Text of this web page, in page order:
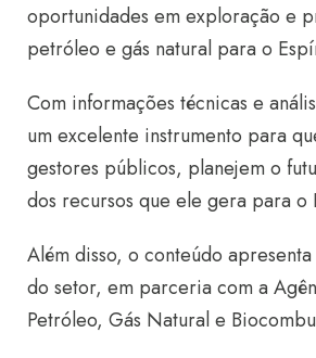
oportunidades em exploração e
petróleo e gás natural para o
Com informações técnicas e
um excelente instrumento para
gestores públicos, planejem o
dos recursos que ele gera para o
Além disso, o conteúdo
do setor, em parceria com a
Petróleo, Gás Natural e